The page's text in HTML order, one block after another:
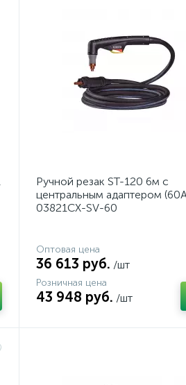
Ручной резак ST-120 6м с
центральным адаптером
03821CX-SV-60
Оптовая цена
36 613 руб. /шт
Розничная цена
43 948 руб. /шт